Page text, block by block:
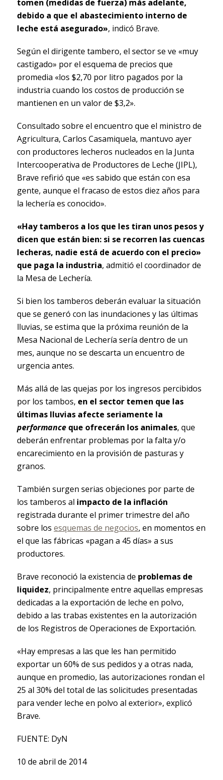
tomen (medidas de fuerza) más adelante,
debido a que el abastecimiento interno de
leche está asegurado», indicó Brave.
Según el dirigente tambero, el sector se ve «muy
castigado» por el esquema de precios que
promedia «los $2,70 por litro pagados por la
industria cuando los costos de producción se
mantienen en un valor de $3,2».
Consultado sobre el encuentro que el ministro de
Agricultura, Carlos Casamiquela, mantuvo ayer
con productores lecheros nucleados en la Junta
Intercooperativa de Productores de Leche (JIPL),
Brave refirió que «es sabido que están con esa
gente, aunque el fracaso de estos diez años para
la lechería es conocido».
«Hay tamberos a los que les tiran unos pesos y
dicen que están bien: si se recorren las cuencas
lecheras, nadie está de acuerdo con el precio»
que paga la industria, admitió el coordinador de
la Mesa de Lechería.
Si bien los tamberos deberán evaluar la situación
que se generó con las inundaciones y las últimas
lluvias, se estima que la próxima reunión de la
Mesa Nacional de Lechería sería dentro de un
mes, aunque no se descarta un encuentro de
urgencia antes.
Más allá de las quejas por los ingresos percibidos
por los tambos, en el sector temen que las
últimas lluvias afecte seriamente la
performanceque ofrecerán los animales, que
deberán enfrentar problemas por la falta y/o
encarecimiento en la provisión de pasturas y
granos.
También surgen serias objeciones por parte de
los tamberos al impacto de la inflación
registrada durante el primer trimestre del año
sobre los esquemas de negocios, en momentos en
el que las fábricas «pagan a 45 días» a sus
productores.
Brave reconoció la existencia de problemas de
liquidez, principalmente entre aquellas empresas
dedicadas a la exportación de leche en polvo,
debido a las trabas existentes en la autorización
de los Registros de Operaciones de Exportación.
«Hay empresas a las que les han permitido
exportar un 60% de sus pedidos y a otras nada,
aunque en promedio, las autorizaciones rondan el
25 al 30% del total de las solicitudes presentadas
para vender leche en polvo al exterior», explicó
Brave.
FUENTE: DyN
10 de abril de 2014